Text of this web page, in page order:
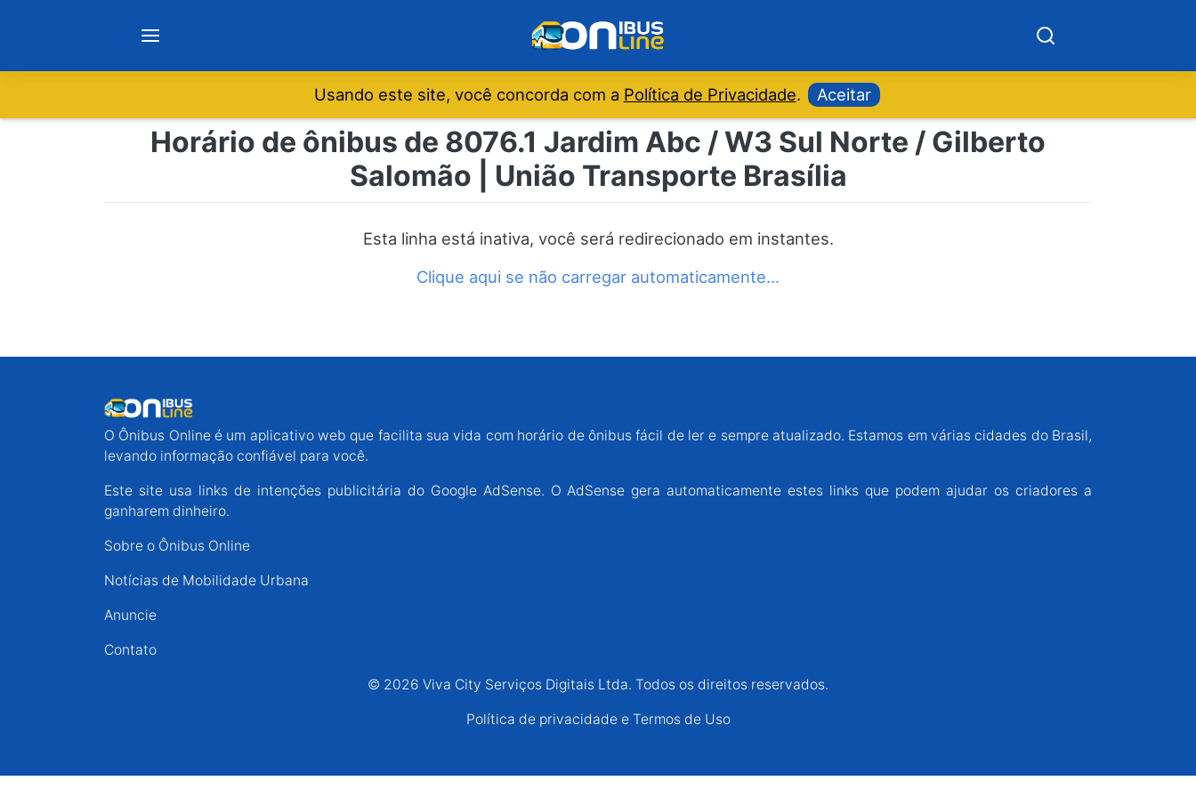
Notícias
Espírito Santo
Paraná
Rio Grande do Sul
Centro-Oeste
Usando este site, você concorda com a Política de Privacidade. Aceitar
Horário de ônibus de 8076.1 Jardim Abc / W3 Sul Norte / Gilberto
Salomão | União Transporte Brasília
Esta linha está inativa, você será redirecionado em instantes.
Clique aqui se não carregar automaticamente…
O Ônibus Online é um aplicativo web que facilita sua vida com horário de ônibus fácil de ler e sempre atualizado. Estamos em várias cidades do Brasil,
levando informação confiável para você.
Este site usa links de intenções publicitária do Google AdSense. O AdSense gera automaticamente estes links que podem ajudar os criadores a
ganharem dinheiro.
Sobre o Ônibus Online
Notícias de Mobilidade Urbana
Anuncie
Contato
© 2026 Viva City Serviços Digitais Ltda. Todos os direitos reservados.
Política de privacidade e Termos de Uso